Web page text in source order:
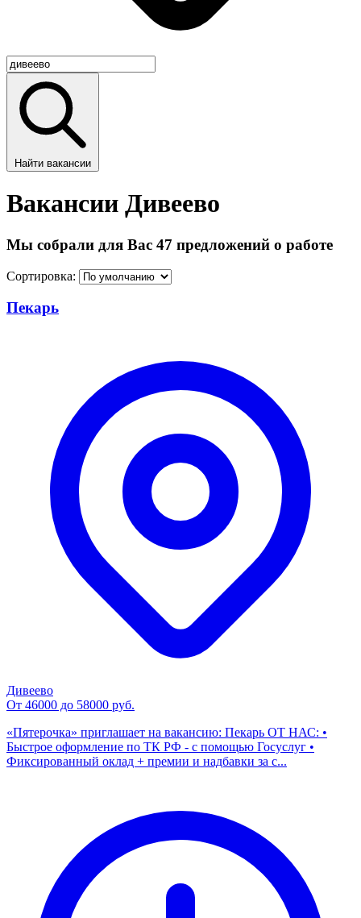
Найти вакансии
Вакансии Дивеево
Мы собрали для Вас 47 предложений о работе
Сортировка:
Пекарь
Дивеево
От 46000 до 58000 руб.
«Пятерочка» приглашает на вакансию: Пекарь ОТ НАС: •
Быстрое оформление по ТК РФ - с помощью Госуслуг •
Фиксированный оклад + премии и надбавки за с...